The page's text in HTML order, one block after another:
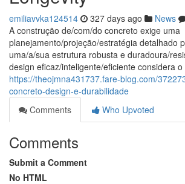
emiliavvka124514 327 days ago News
A construção de/com/do concreto exige uma
planejamento/projeção/estratégia detalhado
uma/a/sua estrutura robusta e duradoura/
design eficaz/inteligente/eficiente considera o
https://theojmna431737.fare-blog.com/
concreto-design-e-durabilidade
Comments
Who Upvoted
Comments
Submit a Comment
No HTML